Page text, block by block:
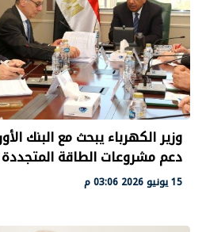
وزير الكهرباء يبحث مع البنك
دعم مشروعات الطاقة
15 يونيو 2026 03:06 م